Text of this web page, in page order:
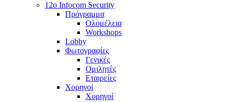
12o Infocom Security
Πρόγραμμα
Ολομέλεια
Workshops
Lobby
Φωτογραφίες
Γενικές
Ομιλητές
Εταιρείες
Χορηγοί
Χορηγοί